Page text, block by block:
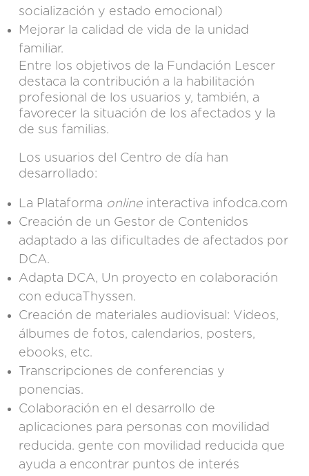
socialización y estado emocional)
Mejorar la calidad de vida de la unidad
familiar.
Entre los objetivos de la Fundación Lescer
destaca la contribución a la habilitación
profesional de los usuarios y, también, a
favorecer la situación de los afectados y la
de sus familias.
Los usuarios del Centro de día han
desarrollado:
La Plataforma online interactiva infodca.com
Creación de un Gestor de Contenidos
adaptado a las dificultades de afectados por
DCA.
Adapta DCA, Un proyecto en colaboración
con educaThyssen.
Creación de materiales audiovisual: Videos,
álbumes de fotos, calendarios, posters,
ebooks, etc.
Transcripciones de conferencias y
ponencias.
Colaboración en el desarrollo de
aplicaciones para personas con movilidad
reducida. gente con movilidad reducida que
ayuda a encontrar puntos de interés